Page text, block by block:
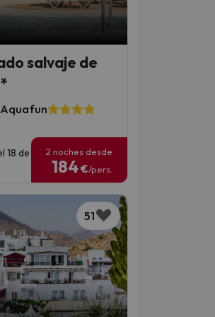
salvaje de
18 de
2 noches desde
184€/pers.
51